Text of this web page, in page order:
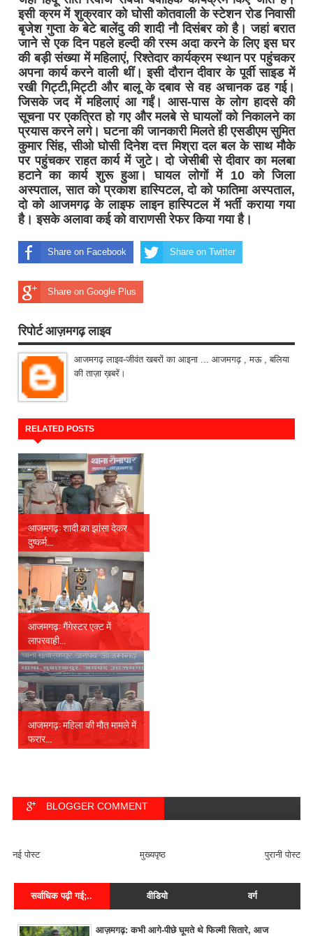
इसी क्रम में शुक्रवार को घोसी कोतवाली के स्टेशन रोड निवासी
बृजेश गुप्ता के बेटे बालेंदु की शादी नौ दिसंबर को है। जहां बरात
जाने से एक दिन पहले हल्दी की रस्म अदा करने के लिए इस घर
की बड़ी संख्या में महिलाएं, रिश्तेदार कार्यक्रम स्थान पर पहुंचकर
अपना कार्य करने वाली थीं। इसी दौरान दीवार के पूर्वी साइड में
रखी गिट्टी,मिट्टी और बालू के दबाव से वह अचानक ढह गई।
जिसके जद में महिलाएं आ गईं। आस-पास के लोग हादसे की
सूचना पर एकत्रित हो गए और मलबे से घायलों को निकालने का
प्रयास करने लगे। घटना की जानकारी मिलते ही एसडीएम सुमित
कुमार सिंह, सीओ घोसी दिनेश दत्त मिश्रा दल बल के साथ मौके
पर पहुंचकर राहत कार्य में जुटे। दो जेसीबी से दीवार का मलबा
हटाने का कार्य शुरू हुआ। घायल लोगों में 10 काे जिला
अस्पताल, सात को प्रकाश हास्पिटल, दो को फातिमा अस्पताल,
दो को आजमगढ़ के लाइफ लाइन हास्पिटल में भर्ती कराया गया
है। इसके अलावा कई को वाराणसी रेफर किया गया है।
Share on Facebook Share on Twitter
Share on Google Plus
रिपोर्ट आज़मगढ़ लाइव
आजमगढ़ लाइव-जीवंत खबरों का आइना ... आजमगढ़ , मऊ , बलिया
की ताज़ा ख़बरें।
RELATED POSTS
आजमगढ़: शादी का झांसा देकर
दुष्कर्म...
आजमगढ़: गैंगेस्टर एक्ट में
लापरवाही...
आजमगढ़: महिला की मौत मामले में
फरार...
BLOGGER COMMENT
नई पोस्ट पुरानी पोस्ट
मुख्यपृष्ठ
सर्वाधिक पढ़ी गई;.. वीडियो वर्ग
आज़मगढ़: कभी आगे-पीछे घूमते थे फिल्मी सितारे, आज